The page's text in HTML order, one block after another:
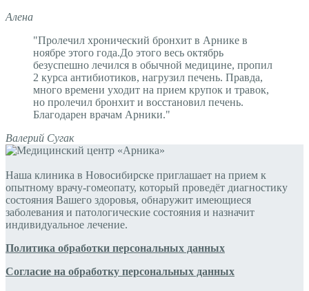
Алена
"Пролечил хронический бронхит в Арнике в
ноябре этого года.До этого весь октябрь
безуспешно лечился в обычной медицине, пропил
2 курса антибиотиков, нагрузил печень. Правда,
много времени уходит на прием крупок и травок,
но пролечил бронхит и восстановил печень.
Благодарен врачам Арники."
Валерий Сугак
Наша клиника в Новосибирске приглашает на прием к
опытному врачу-гомеопату, который проведёт диагностику
состояния Вашего здоровья, обнаружит имеющиеся
заболевания и патологические состояния и назначит
индивидуальное лечение.
Политика обработки персональных данных
Согласие на обработку персональных данных